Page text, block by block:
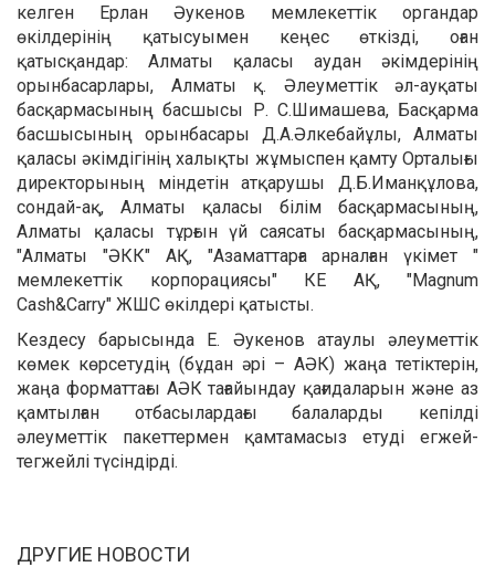
келген Ерлан Әукенов мемлекеттік органдар
өкілдерінің қатысуымен кеңес өткізді, оған
қатысқандар: Алматы қаласы аудан әкімдерінің
орынбасарлары, Алматы қ. Әлеуметтік әл-ауқаты
басқармасының басшысы Р. С.Шимашева, Басқарма
басшысының орынбасары Д.А.Әлкебайұлы, Алматы
қаласы әкімдігінің халықты жұмыспен қамту Орталығы
директорының міндетін атқарушы Д.Б.Иманқұлова,
сондай-ақ, Алматы қаласы білім басқармасының,
Алматы қаласы тұрғын үй саясаты басқармасының,
"Алматы "ӘКК" АҚ, "Азаматтарға арналған үкімет "
мемлекеттік корпорациясы" КЕ АҚ, "Magnum
Cash&Carry" ЖШС өкілдері қатысты.
Кездесу барысында Е. Әукенов атаулы әлеуметтік
көмек көрсетудің (бұдан әрі – АӘК) жаңа тетіктерін,
жаңа форматтағы АӘК тағайындау қағидаларын және аз
қамтылған отбасылардағы балаларды кепілді
әлеуметтік пакеттермен қамтамасыз етуді егжей-
тегжейлі түсіндірді.
ДРУГИЕ НОВОСТИ